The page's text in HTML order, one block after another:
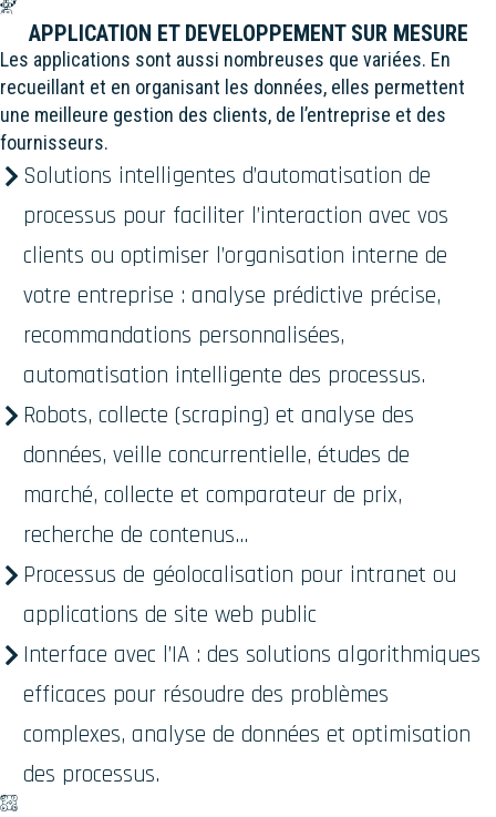
APPLICATION ET DEVELOPPEMENT SUR MESURE
Les applications sont aussi nombreuses que variées. En
recueillant et en organisant les données, elles permettent
une meilleure gestion des clients, de l’entreprise et des
fournisseurs.
Solutions intelligentes d’automatisation de
processus pour faciliter l’interaction avec vos
clients ou optimiser l’organisation interne de
votre entreprise : analyse prédictive précise,
recommandations personnalisées,
automatisation intelligente des processus.
Robots, collecte (scraping) et analyse des
données, veille concurrentielle, études de
marché, collecte et comparateur de prix,
recherche de contenus...
Processus de géolocalisation pour intranet ou
applications de site web public
Interface avec l’IA : des solutions algorithmiques
efficaces pour résoudre des problèmes
complexes, analyse de données et optimisation
des processus.